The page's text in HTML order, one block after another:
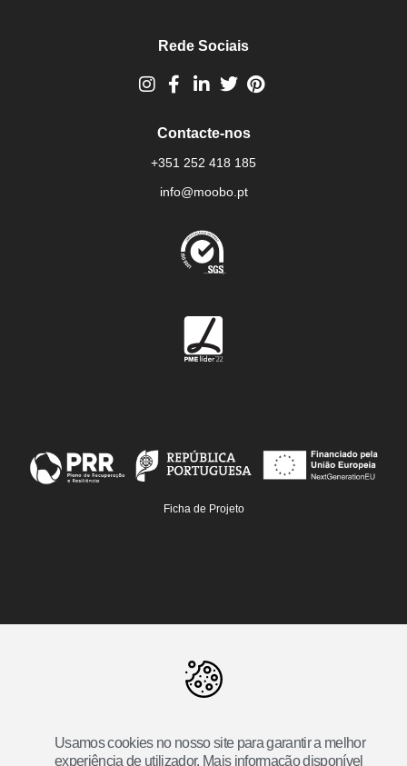
Rede Sociais
Contacte-nos
+351 252 418 185
info@moobo.pt
Ficha de Projeto
Usamos cookies no nosso site para garantir a melhor
experiência de utilizador. Mais informação disponível